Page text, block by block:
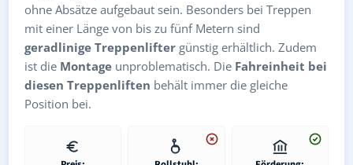
ohne Absätze aufgebaut sein. Besonders bei Treppen
mit einer Länge von bis zu fünf Metern sind
geradlinige Treppenlifter günstig erhältlich. Zudem
ist die Montage unproblematisch. Die Fahreinheit bei
diesen Treppenliften behält immer die gleiche
Position bei.